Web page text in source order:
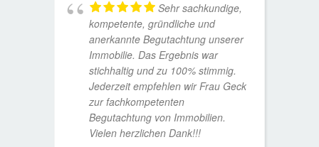
Sehr sachkundige,
kompetente, gründliche und
anerkannte Begutachtung unserer
Immobilie. Das Ergebnis war
stichhaltig und zu 100% stimmig.
Jederzeit empfehlen wir Frau Geck
zur fachkompetenten
Begutachtung von Immobilien.
Vielen herzlichen Dank!!!